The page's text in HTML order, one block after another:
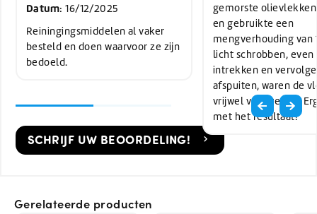
Datum: 16/12/2025
Reiningingsmiddelen al vaker
besteld en doen waarvoor ze zijn
bedoeld.
gemorste
en gebruikte een
mengverhouding van
licht schrobben, even
intrekken en
afspuiten, waren de
vrijwel verdwenen.
met het resultaat!
SCHRIJF UW BEOORDELING!
Gerelateerde producten